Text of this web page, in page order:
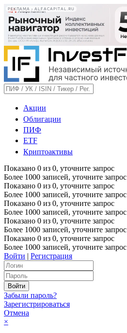
РЕКЛАМА • ALFACAPITAL.RU
Акции
Облигации
ПИФ
ETF
Криптоактивы
Показано 0 из 0, уточните запрос
Более 1000 записей, уточните запрос
Показано 0 из 0, уточните запрос
Более 1000 записей, уточните запрос
Показано 0 из 0, уточните запрос
Более 1000 записей, уточните запрос
Показано 0 из 0, уточните запрос
Более 1000 записей, уточните запрос
Показано 0 из 0, уточните запрос
Более 1000 записей, уточните запрос
Войти | Регистрация
Забыли пароль?
Зарегистрироваться
Отмена
×